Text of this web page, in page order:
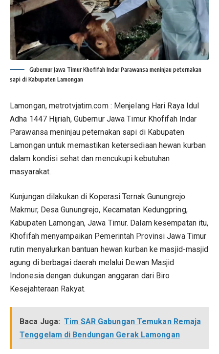
Gubernur Jawa Timur Khofifah Indar Parawansa meninjau peternakan
sapi di Kabupaten Lamongan
Lamongan, metrotvjatim.com : Menjelang Hari Raya Idul
Adha 1447 Hijriah, Gubernur Jawa Timur Khofifah Indar
Parawansa meninjau peternakan sapi di Kabupaten
Lamongan untuk memastikan ketersediaan hewan kurban
dalam kondisi sehat dan mencukupi kebutuhan
masyarakat.
Kunjungan dilakukan di Koperasi Ternak Gunungrejo
Makmur, Desa Gunungrejo, Kecamatan Kedungpring,
Kabupaten Lamongan, Jawa Timur. Dalam kesempatan itu,
Khofifah menyampaikan Pemerintah Provinsi Jawa Timur
rutin menyalurkan bantuan hewan kurban ke masjid-masjid
agung di berbagai daerah melalui Dewan Masjid
Indonesia dengan dukungan anggaran dari Biro
Kesejahteraan Rakyat.
Baca Juga: Tim SAR Gabungan Temukan Remaja
Tenggelam di Bendungan Gerak Lamongan